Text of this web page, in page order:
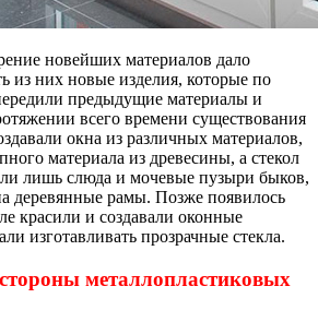
новейших материалов дало
из них новые изделия, которые по
предыдущие материалы и
всего времени существования
окна из различных материалов,
материала из древесины, а стекол
лишь слюда и мочевые пузыри быков,
деревянные рамы. Позже появилось
красили и создавали оконные
изготавливать прозрачные стекла.
металлопластиковых